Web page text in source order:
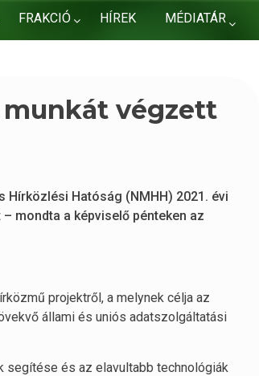
FRAKCIÓ HÍREK MÉDIATÁR
munkát végzett
Hírközlési Hatóság (NMHH) 2021. évi
mondta a képviselő pénteken az
projektről, a melynek célja az
állami és uniós adatszolgáltatási
segítése és az elavultabb technológiák